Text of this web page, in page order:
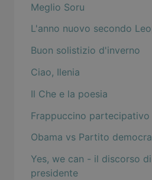
Meglio Soru
L'anno nuovo secondo
Buon solistizio d'inverno
Ciao, Ilenia
Il Che e la poesia
Frappuccino partecipativo
Obama vs Partito
Yes, we can - il discorso
presidente